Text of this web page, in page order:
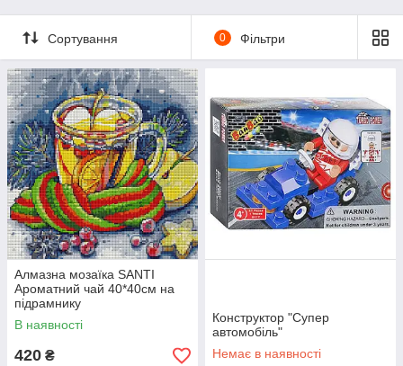
Сортування 0 Фільтри
Алмазна мозаїка SANTI
Ароматний чай 40*40см на
підрамнику
В наявності
420 ₴
Конструктор "Супер
автомобіль"
Немає в наявності